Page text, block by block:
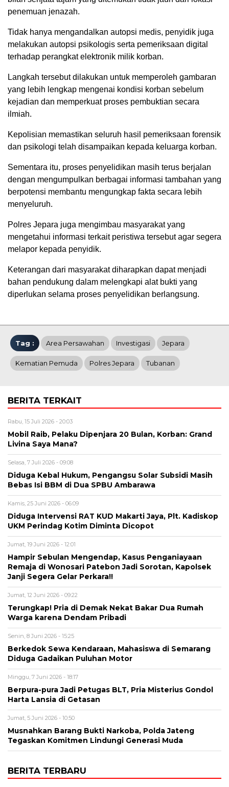
penemuan jenazah.
Tidak hanya mengandalkan autopsi medis, penyidik juga
melakukan autopsi psikologis serta pemeriksaan digital
terhadap perangkat elektronik milik korban.
Langkah tersebut dilakukan untuk memperoleh gambaran
yang lebih lengkap mengenai kondisi korban sebelum
kejadian dan memperkuat proses pembuktian secara
ilmiah.
Kepolisian memastikan seluruh hasil pemeriksaan forensik
dan psikologi telah disampaikan kepada keluarga korban.
Sementara itu, proses penyelidikan masih terus berjalan
dengan mengumpulkan berbagai informasi tambahan yang
berpotensi membantu mengungkap fakta secara lebih
menyeluruh.
Polres Jepara juga mengimbau masyarakat yang
mengetahui informasi terkait peristiwa tersebut agar segera
melapor kepada penyidik.
Keterangan dari masyarakat diharapkan dapat menjadi
bahan pendukung dalam melengkapi alat bukti yang
diperlukan selama proses penyelidikan berlangsung.
Tag : Area Persawahan Investigasi Jepara
Kematian Pemuda Polres Jepara Tubanan
BERITA TERKAIT
Rabu, 15 Juli 2026 - 20:03
Mobil Raib, Pelaku Dipenjara 20 Bulan, Korban: Grand
Livina Saya Mana?
Selasa, 7 Juli 2026 - 09:08
Diduga Kebal Hukum, Pengangsu Solar Subsidi Masih
Bebas Isi BBM di Dua SPBU Ambarawa
Kamis, 25 Juni 2026 - 06:09
Diduga Intervensi RAT KUD Makarti Jaya, Plt. Kadiskop
UKM Perindag Kotim Diminta Dicopot
Jumat, 19 Juni 2026 - 12:01
Hampir Sebulan Mengendap, Kasus Penganiayaan
Remaja di Wonosari Patebon Jadi Sorotan, Kapolsek
Janji Segera Gelar Perkara!!
Jumat, 12 Juni 2026 - 09:22
Terungkap! Pria di Demak Nekat Bakar Dua Rumah
Warga karena Dendam Pribadi
Senin, 8 Juni 2026 - 15:25
Berkedok Sewa Kendaraan, Mahasiswa di Semarang
Diduga Gadaikan Puluhan Motor
Minggu, 7 Juni 2026 - 18:17
Berpura-pura Jadi Petugas BLT, Pria Misterius Gondol
Harta Lansia di Getasan
Jumat, 5 Juni 2026 - 10:50
Musnahkan Barang Bukti Narkoba, Polda Jateng
Tegaskan Komitmen Lindungi Generasi Muda
BERITA TERBARU